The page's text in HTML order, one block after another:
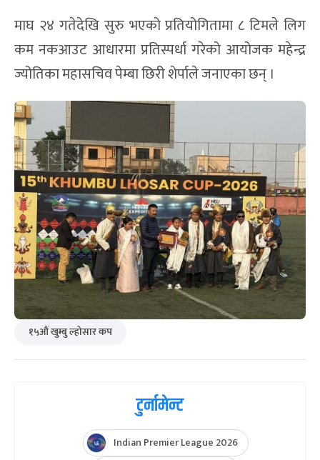
माघ २४ गतेदेखि सुरु भएको प्रतियोगितामा ८ टिमले लिग
कम नकआउट आधारमा प्रतिस्पर्धा गरेको आयोजक महेन्द्र
ज्योतिका महासचिव पेम्बा छिरी शेर्पाले जनाएका छन् ।
१५औं खुम्बु ल्होसार कप
टुर्नामेन्ट
Indian Premier League 2026